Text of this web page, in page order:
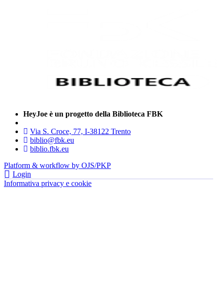
HeyJoe è un progetto della Biblioteca FBK
Via S. Croce, 77, I-38122 Trento
biblio@fbk.eu
biblio.fbk.eu
Platform & workflow by OJS/PKP
Login
Informativa privacy e cookie